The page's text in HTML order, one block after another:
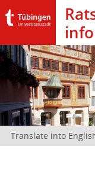
Translate into